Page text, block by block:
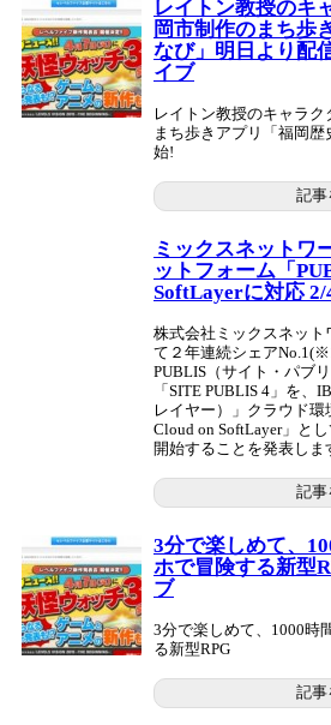
レイトン教授のキ
岡市制作のまち歩
なび」明日より
イブ
レイトン教授のキャラ
まち歩きアプリ「福岡
始!
記事
ミックスネットワ
ットフォーム「
SoftLayerに対応 2/
株式会社ミックスネッ
て２年連続シェア
PUBLIS（サイト・パブ
「SITE PUBLIS 4」を、
レイヤー）」クラウド
Cloud on SoftLayer」と
開始することを発表しま
記事
3分で楽しめて、
ホで冒険する新型
ブ
3分で楽しめて、1000時
る新型RPG
記事